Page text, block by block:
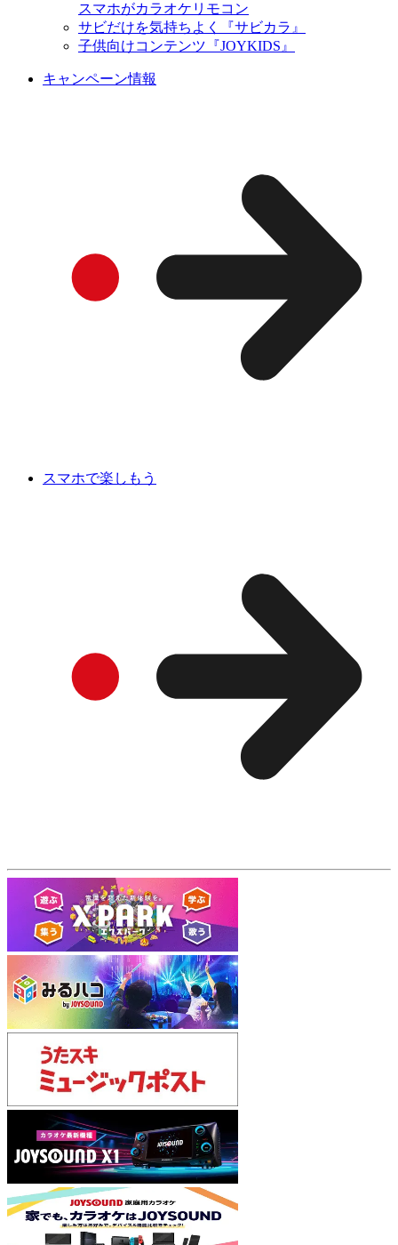
スマホがカラオケリモコン
サビだけを気持ちよく『サビカラ』
子供向けコンテンツ『JOYKIDS』
キャンペーン情報
スマホで楽しもう